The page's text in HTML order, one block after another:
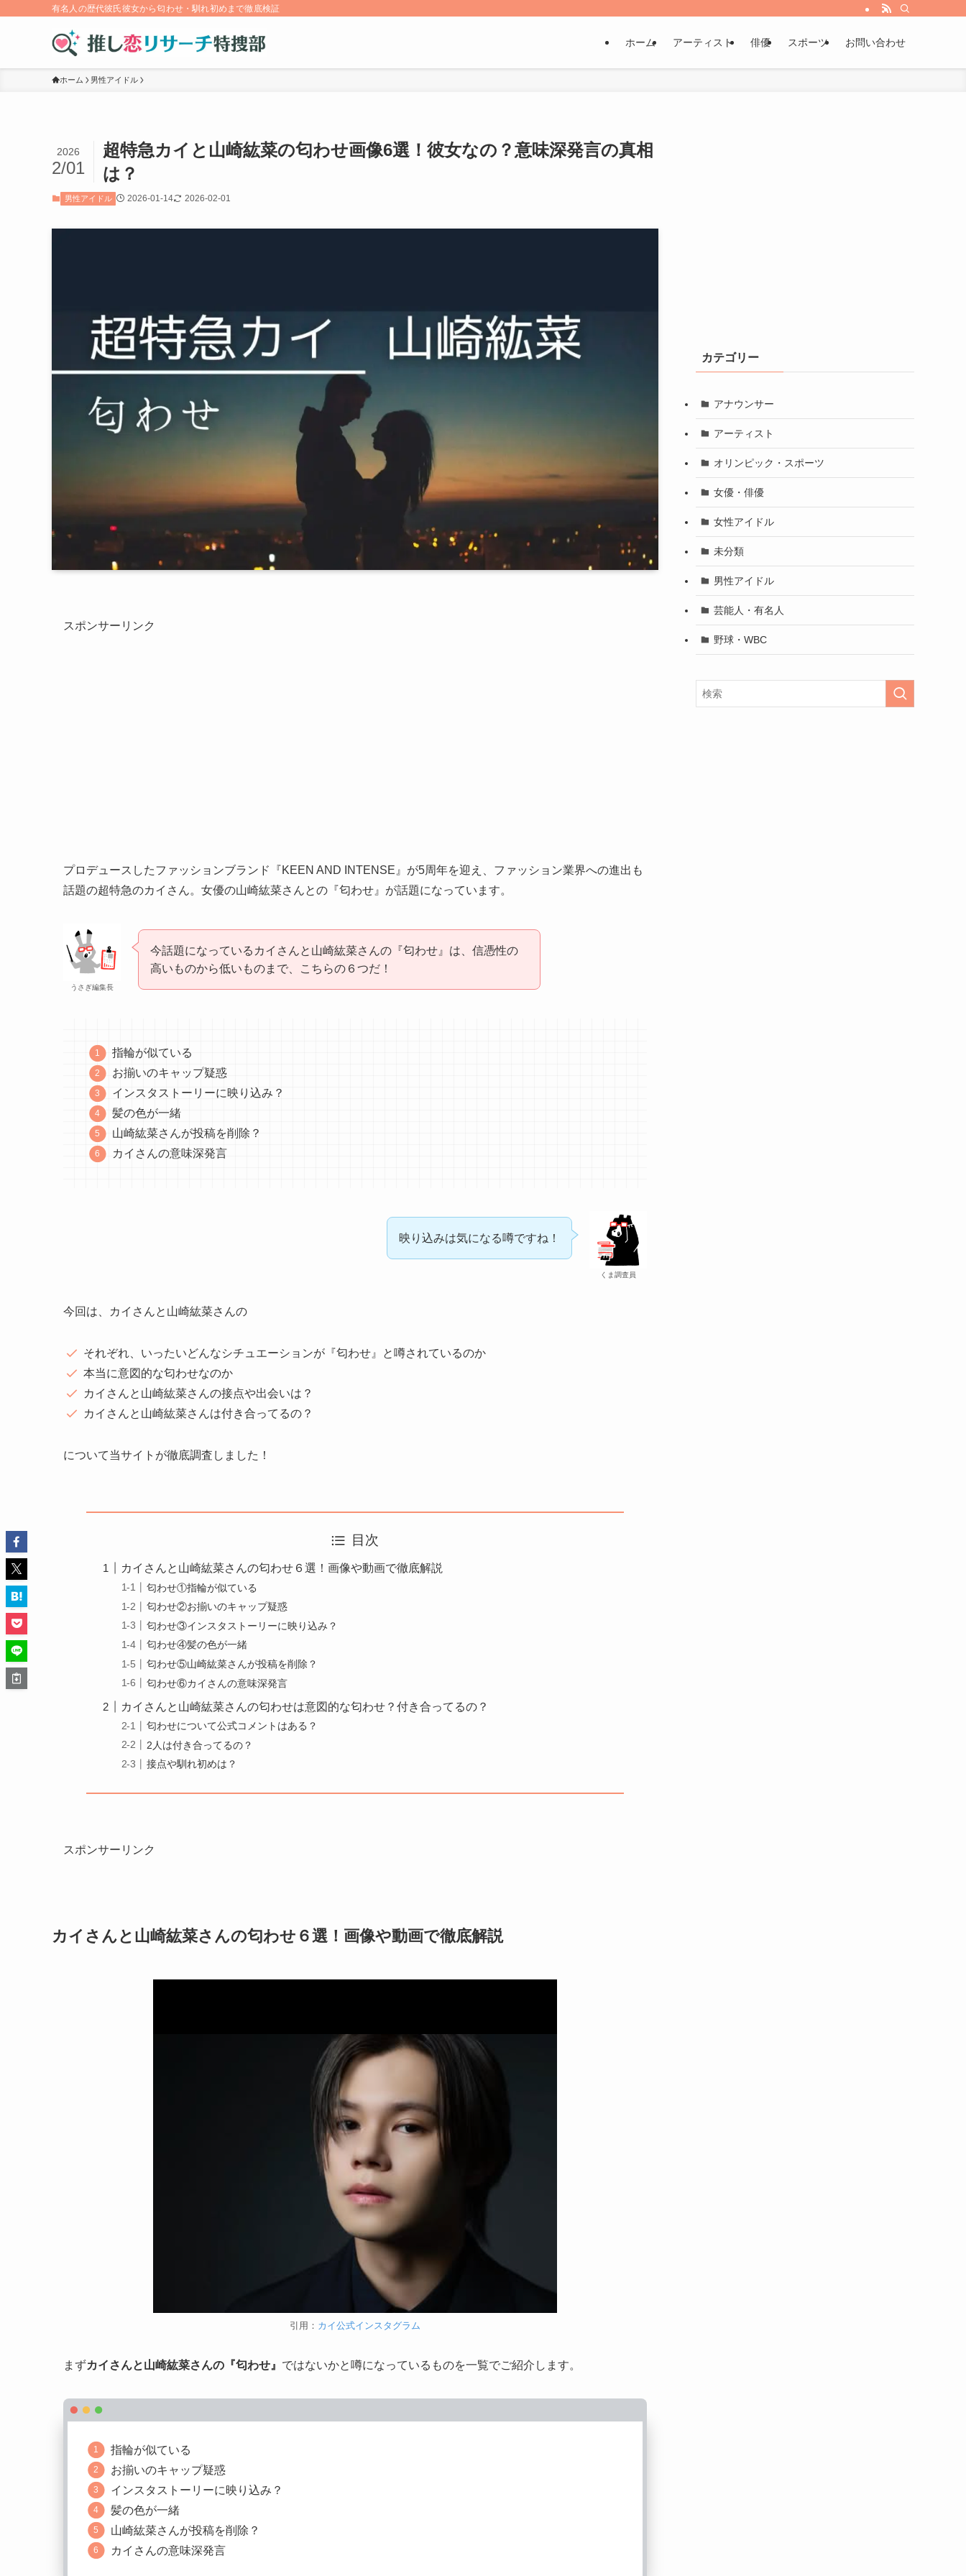
有名人の歴代彼氏彼女から匂わせ・馴れ初めまで徹底検証
ホーム アーティスト 俳優 スポーツ お問い合わせ
ホーム 男性アイドル
超特急カイと山崎紘菜の匂わせ画像6選！彼女なの？意味深発言の真相
は？
2026
2/01
男性アイドル 2026-01-14 2026-02-01
スポンサーリンク
プロデュースしたファッションブランド『KEEN AND INTENSE』が5周年を迎え、ファッション業界への進出も
話題の超特急のカイさん。女優の山崎紘菜さんとの『匂わせ』が話題になっています。
うさぎ編集長
今話題になっているカイさんと山崎紘菜さんの『匂わせ』は、信憑性の
高いものから低いものまで、こちらの６つだ！
指輪が似ている
お揃いのキャップ疑惑
インスタストーリーに映り込み？
髪の色が一緒
山崎紘菜さんが投稿を削除？
カイさんの意味深発言
くま調査員
映り込みは気になる噂ですね！
今回は、カイさんと山崎紘菜さんの
それぞれ、いったいどんなシチュエーションが『匂わせ』と噂されているのか
本当に意図的な匂わせなのか
カイさんと山崎紘菜さんの接点や出会いは？
カイさんと山崎紘菜さんは付き合ってるの？
について当サイトが徹底調査しました！
目次
カイさんと山崎紘菜さんの匂わせ６選！画像や動画で徹底解説
匂わせ①指輪が似ている
匂わせ②お揃いのキャップ疑惑
匂わせ③インスタストーリーに映り込み？
匂わせ④髪の色が一緒
匂わせ⑤山崎紘菜さんが投稿を削除？
匂わせ⑥カイさんの意味深発言
カイさんと山崎紘菜さんの匂わせは意図的な匂わせ？付き合ってるの？
匂わせについて公式コメントはある？
2人は付き合ってるの？
接点や馴れ初めは？
スポンサーリンク
カイさんと山崎紘菜さんの匂わせ６選！画像や動画で徹底解説
引用： カイ公式インスタグラム
まずカイさんと山崎紘菜さんの『匂わせ』 ではないかと噂になっているものを一覧でご紹介します。
指輪が似ている
お揃いのキャップ疑惑
インスタストーリーに映り込み？
髪の色が一緒
山崎紘菜さんが投稿を削除？
カイさんの意味深発言
カテゴリー
アナウンサー
アーティスト
オリンピック・スポーツ
女優・俳優
女性アイドル
未分類
男性アイドル
芸能人・有名人
野球・WBC